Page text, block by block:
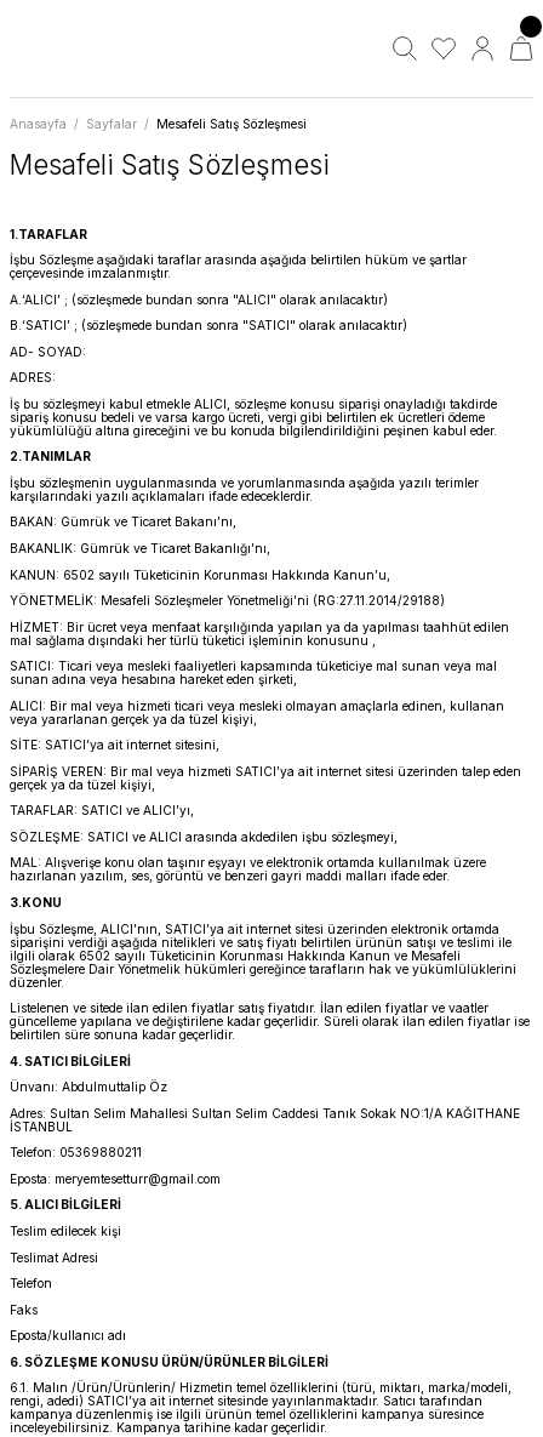
Anasayfa Sayfalar Mesafeli Satış Sözleşmesi
Mesafeli Satış Sözleşmesi
1.TARAFLAR
İşbu Sözleşme aşağıdaki taraflar arasında aşağıda belirtilen hüküm ve şartlar
çerçevesinde imzalanmıştır.
A.‘ALICI’ ; (sözleşmede bundan sonra "ALICI" olarak anılacaktır)
B.‘SATICI’ ; (sözleşmede bundan sonra "SATICI" olarak anılacaktır)
AD- SOYAD:
ADRES:
İş bu sözleşmeyi kabul etmekle ALICI, sözleşme konusu siparişi onayladığı takdirde
sipariş konusu bedeli ve varsa kargo ücreti, vergi gibi belirtilen ek ücretleri ödeme
yükümlülüğü altına gireceğini ve bu konuda bilgilendirildiğini peşinen kabul eder.
2.TANIMLAR
İşbu sözleşmenin uygulanmasında ve yorumlanmasında aşağıda yazılı terimler
karşılarındaki yazılı açıklamaları ifade edeceklerdir.
BAKAN: Gümrük ve Ticaret Bakanı’nı,
BAKANLIK: Gümrük ve Ticaret Bakanlığı’nı,
KANUN: 6502 sayılı Tüketicinin Korunması Hakkında Kanun’u,
YÖNETMELİK: Mesafeli Sözleşmeler Yönetmeliği’ni (RG:27.11.2014/29188)
HİZMET: Bir ücret veya menfaat karşılığında yapılan ya da yapılması taahhüt edilen
mal sağlama dışındaki her türlü tüketici işleminin konusunu ,
SATICI: Ticari veya mesleki faaliyetleri kapsamında tüketiciye mal sunan veya mal
sunan adına veya hesabına hareket eden şirketi,
ALICI: Bir mal veya hizmeti ticari veya mesleki olmayan amaçlarla edinen, kullanan
veya yararlanan gerçek ya da tüzel kişiyi,
SİTE: SATICI’ya ait internet sitesini,
SİPARİŞ VEREN: Bir mal veya hizmeti SATICI’ya ait internet sitesi üzerinden talep eden
gerçek ya da tüzel kişiyi,
TARAFLAR: SATICI ve ALICI’yı,
SÖZLEŞME: SATICI ve ALICI arasında akdedilen işbu sözleşmeyi,
MAL: Alışverişe konu olan taşınır eşyayı ve elektronik ortamda kullanılmak üzere
hazırlanan yazılım, ses, görüntü ve benzeri gayri maddi malları ifade eder.
3.KONU
İşbu Sözleşme, ALICI’nın, SATICI’ya ait internet sitesi üzerinden elektronik ortamda
siparişini verdiği aşağıda nitelikleri ve satış fiyatı belirtilen ürünün satışı ve teslimi ile
ilgili olarak 6502 sayılı Tüketicinin Korunması Hakkında Kanun ve Mesafeli
Sözleşmelere Dair Yönetmelik hükümleri gereğince tarafların hak ve yükümlülüklerini
düzenler.
Listelenen ve sitede ilan edilen fiyatlar satış fiyatıdır. İlan edilen fiyatlar ve vaatler
güncelleme yapılana ve değiştirilene kadar geçerlidir. Süreli olarak ilan edilen fiyatlar ise
belirtilen süre sonuna kadar geçerlidir.
4. SATICI BİLGİLERİ
Ünvanı: Abdulmuttalip Öz
Adres: Sultan Selim Mahallesi Sultan Selim Caddesi Tanık Sokak NO:1/A KAĞITHANE
İSTANBUL
Telefon: 05369880211
Eposta: meryemtesetturr@gmail.com
5. ALICI BİLGİLERİ
Teslim edilecek kişi
Teslimat Adresi
Telefon
Faks
Eposta/kullanıcı adı
6. SÖZLEŞME KONUSU ÜRÜN/ÜRÜNLER BİLGİLERİ
6.1. Malın /Ürün/Ürünlerin/ Hizmetin temel özelliklerini (türü, miktarı, marka/modeli,
rengi, adedi) SATICI’ya ait internet sitesinde yayınlanmaktadır. Satıcı tarafından
kampanya düzenlenmiş ise ilgili ürünün temel özelliklerini kampanya süresince
inceleyebilirsiniz. Kampanya tarihine kadar geçerlidir.